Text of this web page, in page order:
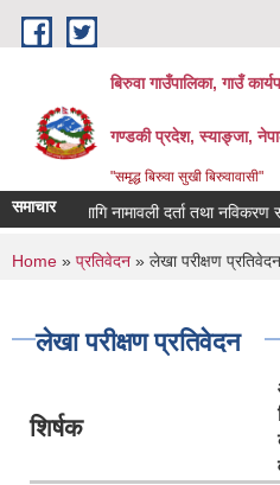
Skip to main content
बिरुवा गाउँपालिका, गाउँ
गण्डकी प्रदेश, स्याङ्जा,
"समृद्ध बिरुवा सुखी बिरुवावासी"
समाचारलागि नामावली दर्ता तथा नविकरण
You are here
Home » प्रतिवेदन » लेखा परीक्षण प्रतिवेदन
लेखा परीक्षण प्रतिवेदन
शिर्षक